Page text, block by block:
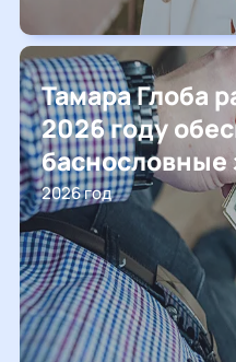
Тамара Глоба
2026 году
баснословные
2026 год